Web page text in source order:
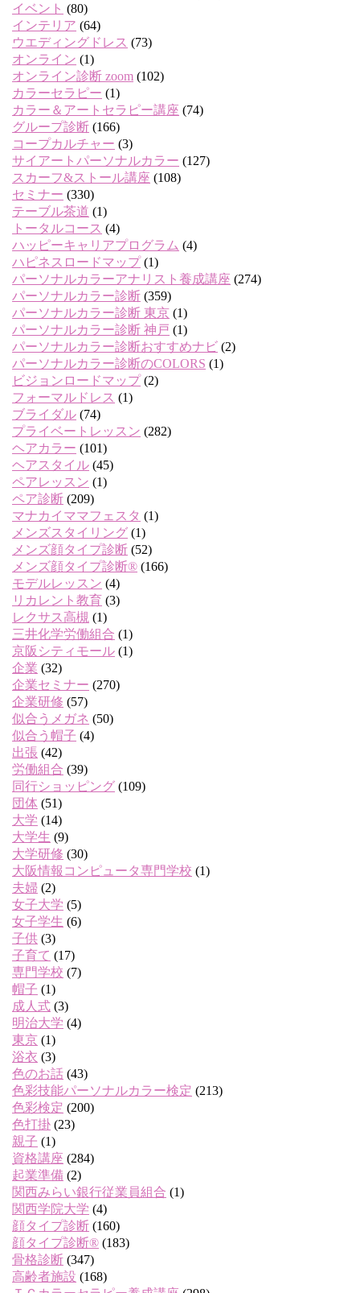
イベント (80)
インテリア (64)
ウエディングドレス (73)
オンライン (1)
オンライン診断 zoom (102)
カラーセラピー (1)
カラー＆アートセラピー講座 (74)
グループ診断 (166)
コープカルチャー (3)
サイアートパーソナルカラー (127)
スカーフ&ストール講座 (108)
セミナー (330)
テーブル茶道 (1)
トータルコース (4)
ハッピーキャリアプログラム (4)
ハピネスロードマップ(1)
パーソナルカラーアナリスト養成講座 (274)
パーソナルカラー診断 (359)
パーソナルカラー診断 東京 (1)
パーソナルカラー診断 神戸 (1)
パーソナルカラー診断おすすめナビ (2)
パーソナルカラー診断のCOLORS (1)
ビジョンロードマップ(2)
フォーマルドレス (1)
ブライダル (74)
プライベートレッスン (282)
ヘアカラー (101)
ヘアスタイル (45)
ペアレッスン (1)
ペア診断 (209)
マナカイママフェスタ (1)
メンズスタイリング (1)
メンズ顔タイプ診断 (52)
メンズ顔タイプ診断® (166)
モデルレッスン (4)
リカレント教育 (3)
レクサス高槻 (1)
三井化学労働組合 (1)
京阪シティモール (1)
企業 (32)
企業セミナー (270)
企業研修 (57)
似合うメガネ (50)
似合う帽子 (4)
出張 (42)
労働組合 (39)
同行ショッピング (109)
団体 (51)
大学 (14)
大学生 (9)
大学研修 (30)
大阪情報コンピュータ専門学校 (1)
夫婦 (2)
女子大学 (5)
女子学生 (6)
子供 (3)
子育て (17)
専門学校 (7)
帽子 (1)
成人式 (3)
明治大学 (4)
東京 (1)
浴衣 (3)
色のお話 (43)
色彩技能パーソナルカラー検定 (213)
色彩検定 (200)
色打掛 (23)
親子 (1)
資格講座 (284)
起業準備 (2)
関西みらい銀行従業員組合 (1)
関西学院大学 (4)
顔タイプ診断 (160)
顔タイプ診断® (183)
骨格診断 (347)
高齢者施設 (168)